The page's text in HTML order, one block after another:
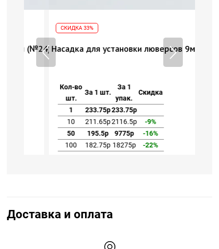
(№24)
СКИДКА 33%
Насадка для установки люверсов 9мм (№24)
За 1 шт.
233.75р233.75р
211.65р2116.5р
-9%
195.5р 9775р
-16%
182.75р 18275р -22%
Доставка и оплата